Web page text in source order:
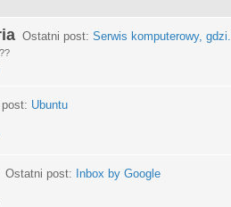
Ostatni post: Serwis komputerowy,
Ubuntu
Ostatni post: Inbox by Google